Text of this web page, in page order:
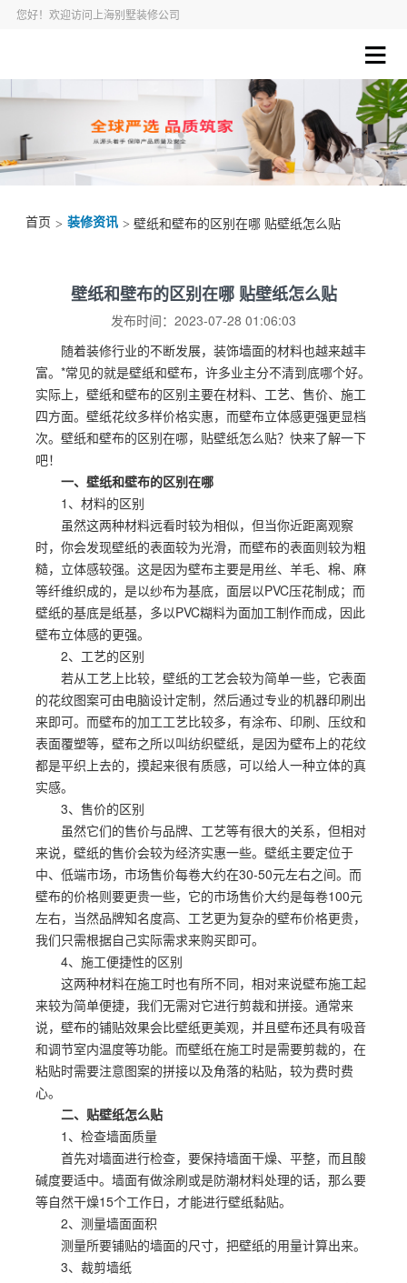
您好！欢迎访问上海别墅装修公司
首页 > 装修资讯 > 壁纸和壁布的区别在哪 贴壁纸怎么贴
壁纸和壁布的区别在哪 贴壁纸怎么贴
发布时间：2023-07-28 01:06:03
随着装修行业的不断发展，装饰墙面的材料也越来越丰
富。*常见的就是壁纸和壁布，许多业主分不清到底哪个好。
实际上，壁纸和壁布的区别主要在材料、工艺、售价、施工
四方面。壁纸花纹多样价格实惠，而壁布立体感更强更显档
次。壁纸和壁布的区别在哪，贴壁纸怎么贴？快来了解一下
吧！
一、壁纸和壁布的区别在哪
1、材料的区别
虽然这两种材料远看时较为相似，但当你近距离观察
时，你会发现壁纸的表面较为光滑，而壁布的表面则较为粗
糙，立体感较强。这是因为壁布主要是用丝、羊毛、棉、麻
等纤维织成的，是以纱布为基底，面层以PVC压花制成；而
壁纸的基底是纸基，多以PVC糊料为面加工制作而成，因此
壁布立体感的更强。
2、工艺的区别
若从工艺上比较，壁纸的工艺会较为简单一些，它表面
的花纹图案可由电脑设计定制，然后通过专业的机器印刷出
来即可。而壁布的加工工艺比较多，有涂布、印刷、压纹和
表面覆塑等，壁布之所以叫纺织壁纸，是因为壁布上的花纹
都是平织上去的，摸起来很有质感，可以给人一种立体的真
实感。
3、售价的区别
虽然它们的售价与品牌、工艺等有很大的关系，但相对
来说，壁纸的售价会较为经济实惠一些。壁纸主要定位于
中、低端市场，市场售价每卷大约在30-50元左右之间。而
壁布的价格则要更贵一些，它的市场售价大约是每卷100元
左右，当然品牌知名度高、工艺更为复杂的壁布价格更贵，
我们只需根据自己实际需求来购买即可。
4、施工便捷性的区别
这两种材料在施工时也有所不同，相对来说壁布施工起
来较为简单便捷，我们无需对它进行剪裁和拼接。通常来
说，壁布的铺贴效果会比壁纸更美观，并且壁布还具有吸音
和调节室内温度等功能。而壁纸在施工时是需要剪裁的，在
粘贴时需要注意图案的拼接以及角落的粘贴，较为费时费
心。
二、贴壁纸怎么贴
1、检查墙面质量
首先对墙面进行检查，要保持墙面干燥、平整，而且酸
碱度要适中。墙面有做涂刷或是防潮材料处理的话，那么要
等自然干燥15个工作日，才能进行壁纸黏贴。
2、测量墙面面积
测量所要铺贴的墙面的尺寸，把壁纸的用量计算出来。
3、裁剪墙纸